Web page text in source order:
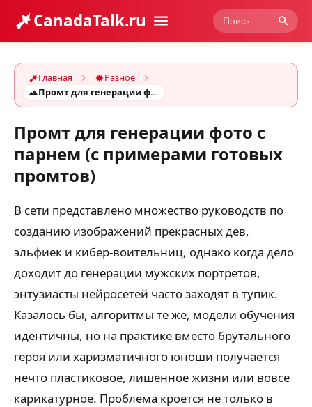
CanadaTalk.ru
Главная
Разное
Промт для генерации фото с парнем (с примерами готовых промтов)
Промт для генерации фото с
парнем (с примерами готовых
промтов)
В сети представлено множество руководств по
созданию изображений прекрасных дев,
эльфиек и кибер-воительниц, однако когда дело
доходит до генерации мужских портретов,
энтузиасты нейросетей часто заходят в тупик.
Казалось бы, алгоритмы те же, модели обучения
идентичны, но на практике вместо брутального
героя или харизматичного юноши получается
нечто пластиковое, лишённое жизни или вовсе
карикатурное. Проблема кроется не только в